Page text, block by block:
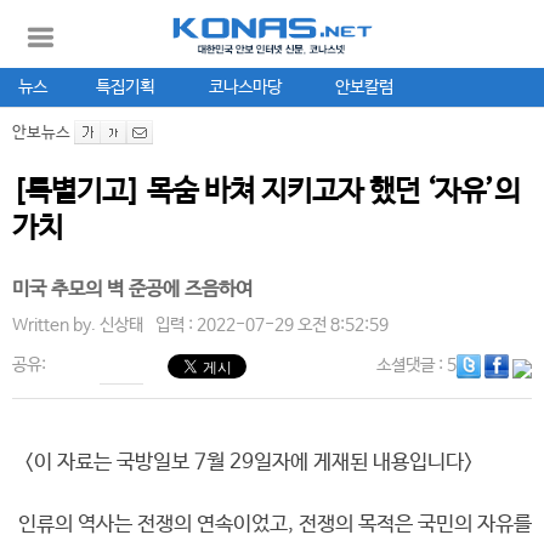
뉴스 특집기획 코나스마당 안보칼럼
안보뉴스
[특별기고] 목숨 바쳐 지키고자 했던 ‘자유’의
가치
미국 추모의 벽 준공에 즈음하여
Written by. 신상태 입력 : 2022-07-29 오전 8:52:59
공유: 소셜댓글: 5
<이 자료는 국방일보 7월 29일자에 게재된 내용입니다>
인류의 역사는 전쟁의 연속이었고, 전쟁의 목적은 국민의 자유를